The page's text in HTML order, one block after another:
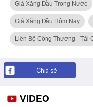
Giá Xăng Dầu Trong Nước
Giá Xăng Dầu Hôm Nay
Liên Bộ Công Thương - Tài
Chia sẻ
VIDEO